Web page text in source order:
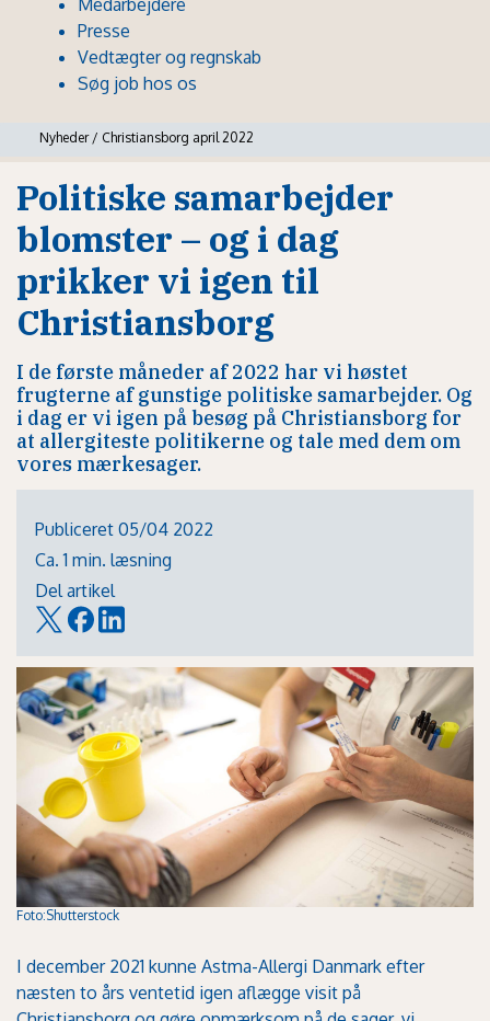
Presse
Vedtægter og regnskab
Søg job hos os
Nyheder / Christiansborg april 2022
Politiske samarbejder
blomster – og i dag
prikker vi igen til
Christiansborg
I de første måneder af 2022 har vi høstet
frugterne af gunstige politiske samarbejder. Og
i dag er vi igen på besøg på Christiansborg for
at allergiteste politikerne og tale med dem om
vores mærkesager.
Publiceret 05/04 2022
Ca. 1 min. læsning
Del artikel
Foto:Shutterstock
I december 2021 kunne Astma-Allergi Danmark efter
næsten to års ventetid igen aflægge visit på